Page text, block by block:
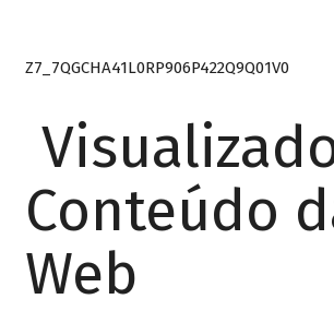
Z7_7QGCHA41L0RP906P422Q9Q01V0
Conteúdo
Web